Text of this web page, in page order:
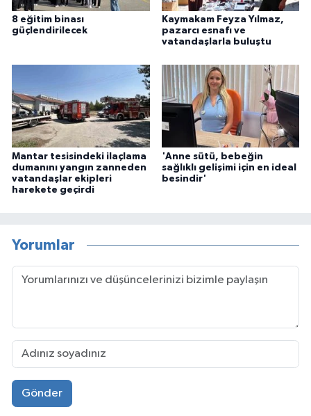
8 eğitim binası
güçlendirilecek
Kaymakam Feyza Yılmaz,
pazarcı esnafı ve
vatandaşlarla buluştu
Mantar tesisindeki ilaçlama
dumanını yangın zanneden
vatandaşlar ekipleri
harekete geçirdi
'Anne sütü, bebeğin
sağlıklı gelişimi için en ideal
besindir'
Yorumlar
Gönder